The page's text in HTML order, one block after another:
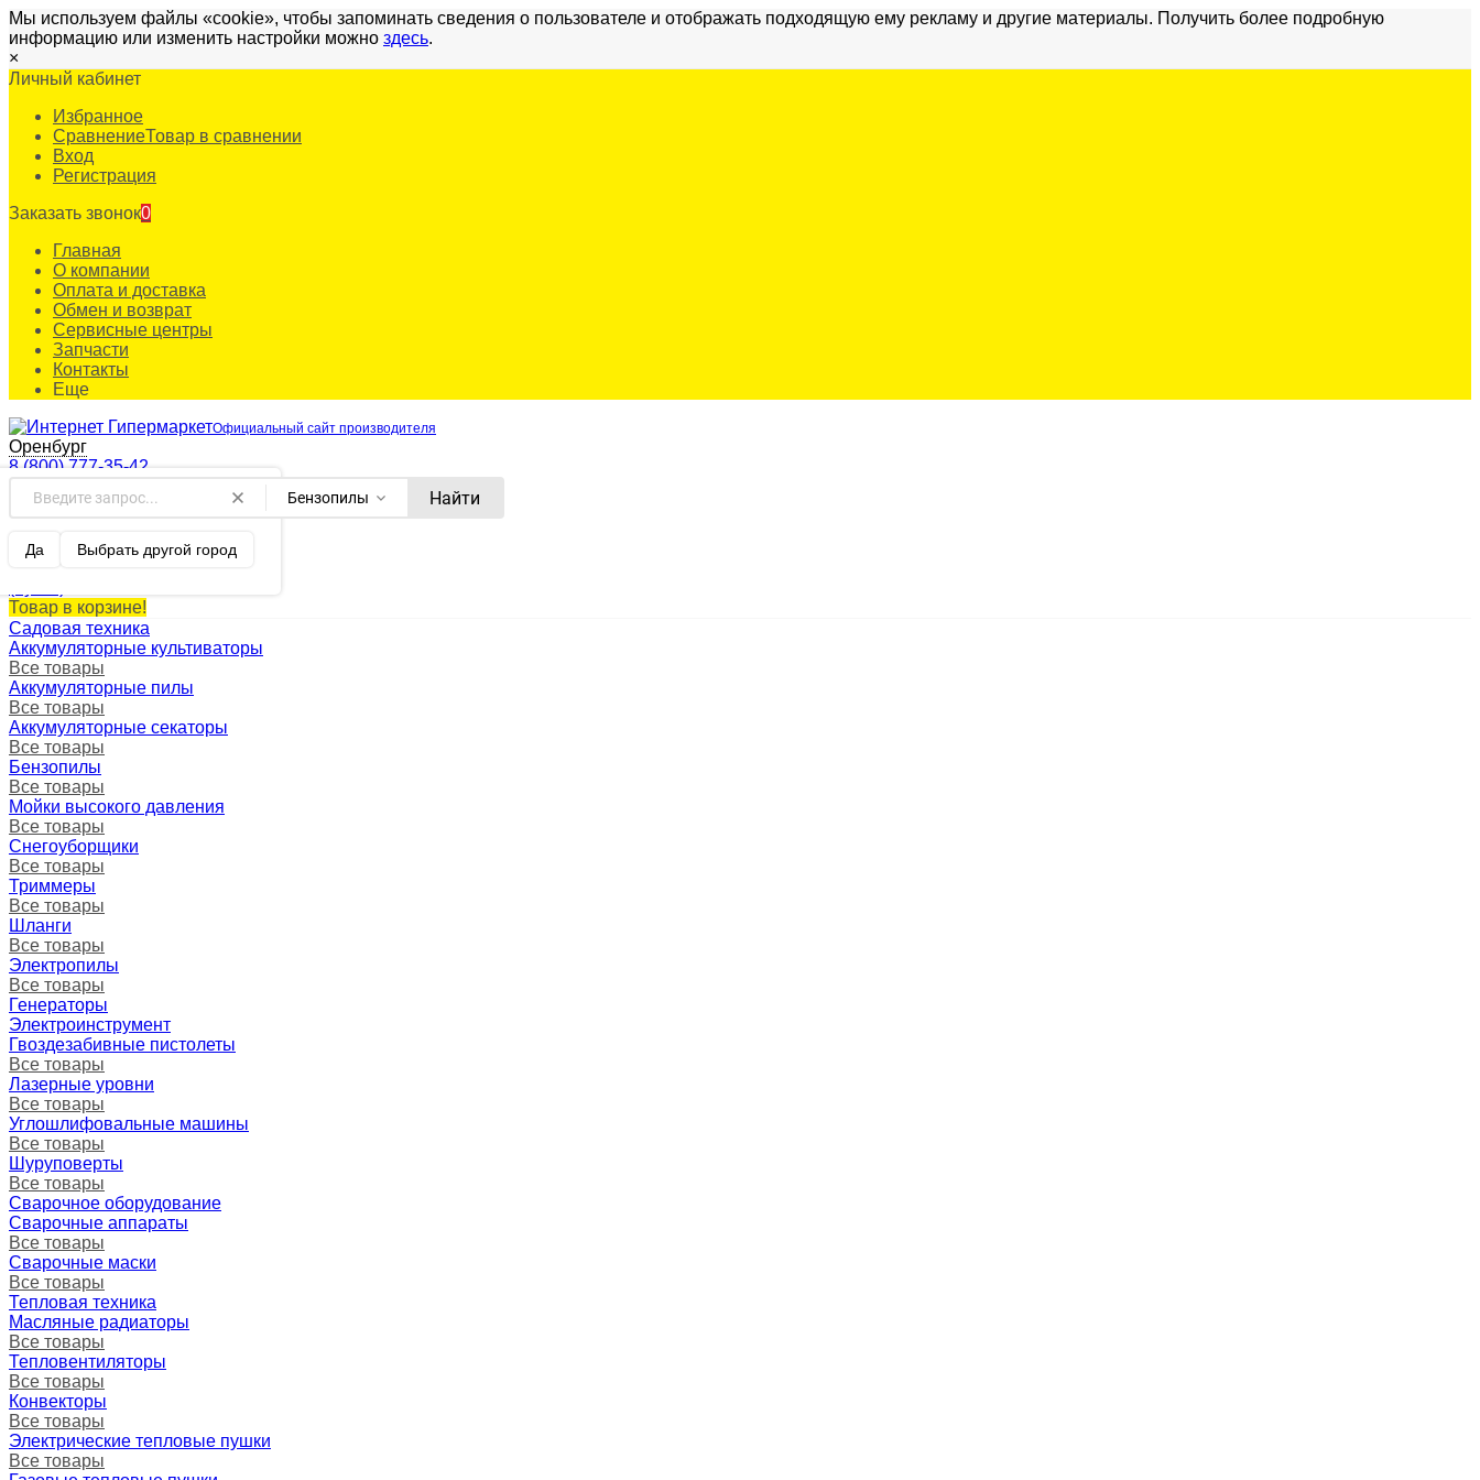
Мы используем файлы «cookie», чтобы запоминать сведения о пользователе и отображать подходящую ему рекламу и другие материалы. Получить более подробную
информацию или изменить настройки можно здесь.
×
Личный кабинет
Избранное
СравнениеТовар в сравнении
Вход
Регистрация
Заказать звонок0
Главная
О компании
Оплата и доставка
Обмен и возврат
Сервисные центры
Запчасти
Контакты
Еще
Официальный сайт производителя
Оренбург
Оренбург ваш город?
Да Выбрать другой город
8 (800) 777-35-42
Бензопилы Найти
Корзина
Товар в корзине!
Садовая техника
Аккумуляторные культиваторы
Все товары
Аккумуляторные пилы
Все товары
Аккумуляторные секаторы
Все товары
Бензопилы
Все товары
Мойки высокого давления
Все товары
Снегоуборщики
Все товары
Триммеры
Все товары
Шланги
Все товары
Электропилы
Все товары
Генераторы
Электроинструмент
Гвоздезабивные пистолеты
Все товары
Лазерные уровни
Все товары
Углошлифовальные машины
Все товары
Шуруповерты
Все товары
Сварочное оборудование
Сварочные аппараты
Все товары
Сварочные маски
Все товары
Тепловая техника
Масляные радиаторы
Все товары
Тепловентиляторы
Все товары
Конвекторы
Все товары
Электрические тепловые пушки
Все товары